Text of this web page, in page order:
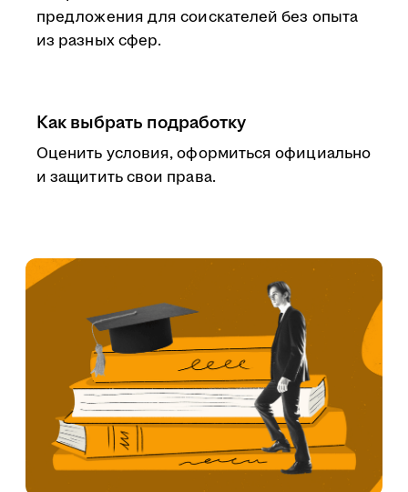
предложения для соискателей без опыта
из разных сфер.
Как выбрать подработку
Оценить условия, оформиться официально
и защитить свои права.